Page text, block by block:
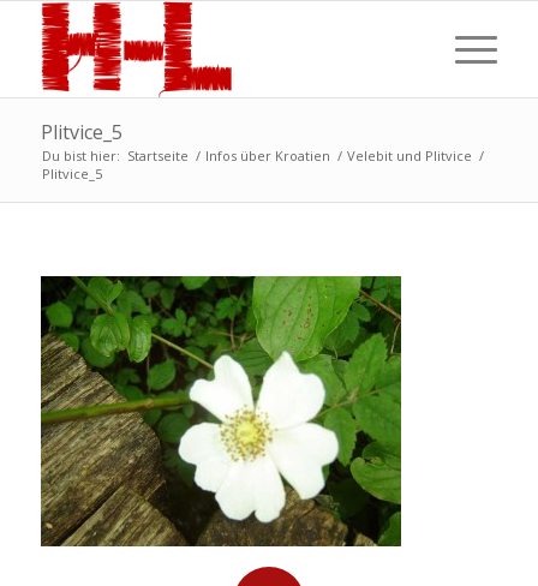
Plitvice_5
Du bist hier: Startseite / Infos über Kroatien / Velebit und Plitvice /
Plitvice_5